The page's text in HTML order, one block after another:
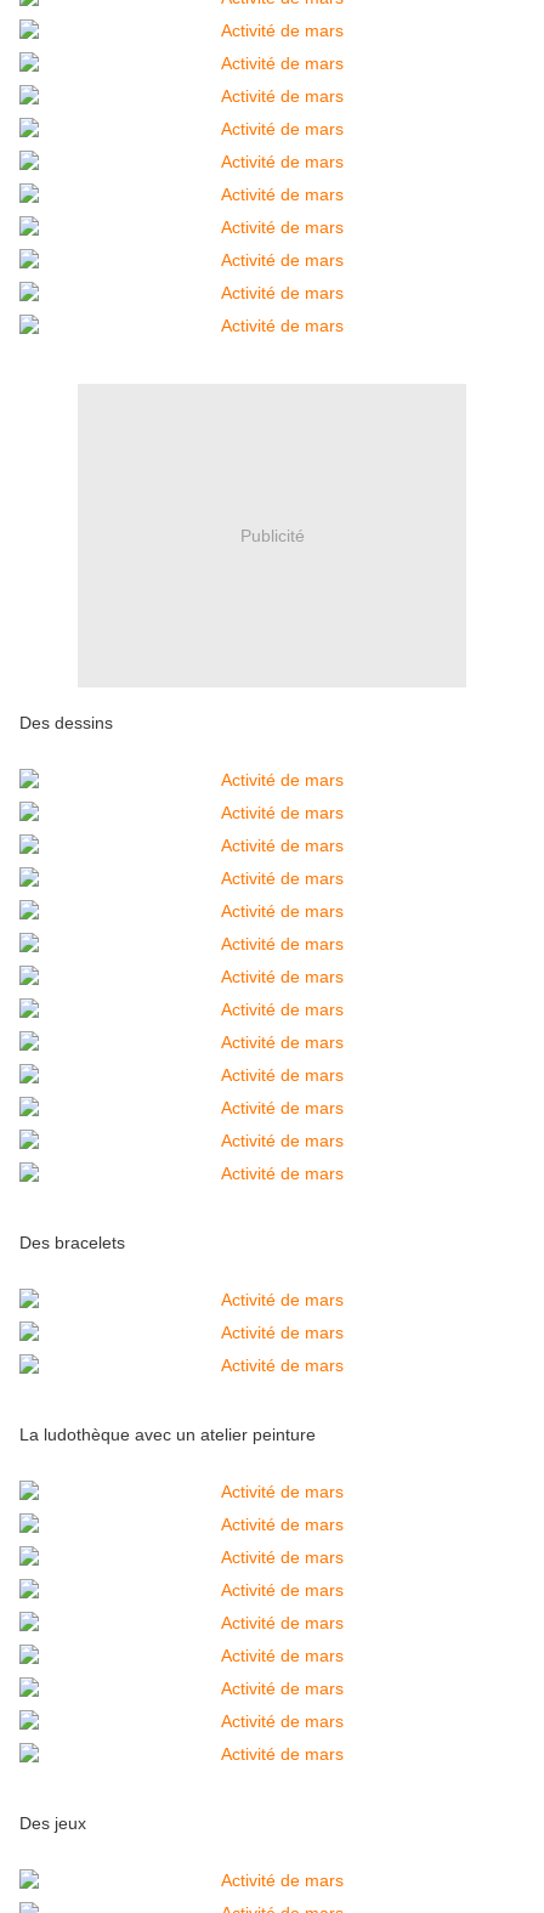
Publicité
Des dessins
Des bracelets
La ludothèque avec un atelier peinture
Des jeux